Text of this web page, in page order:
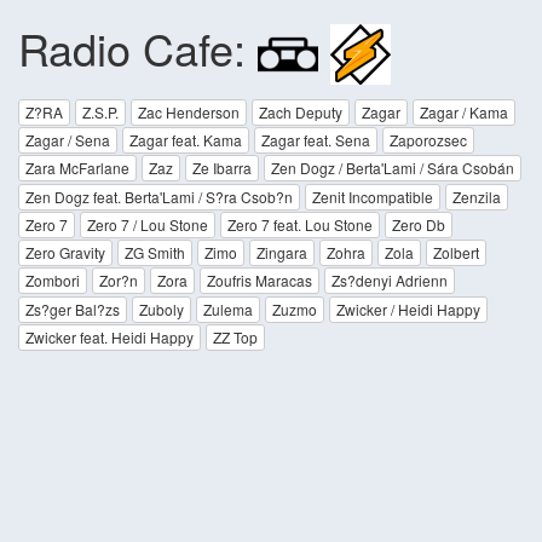
Radio Cafe:
Z?RA Z.S.P. Zac Henderson Zach Deputy Zagar
Zagar / Kama
Zagar / Sena
Zagar feat. Kama Zagar feat. Sena
Zaporozsec
Zara McFarlane
Zaz Ze Ibarra
Zen Dogz / Berta'Lami / Sára Csobán
Zen Dogz feat. Berta'Lami / S?ra Csob?n
Zenit Incompatible
Zenzila
Zero 7
Zero 7 / Lou Stone Zero 7 feat. Lou Stone
Zero Db
Zero Gravity
ZG Smith Zimo Zingara Zohra Zola
Zolbert
Zombori
Zor?n Zora Zoufris Maracas
Zs?denyi Adrienn
Zs?ger Bal?zs
Zuboly Zulema Zuzmo
Zwicker / Heidi Happy
Zwicker feat. Heidi Happy
ZZ Top